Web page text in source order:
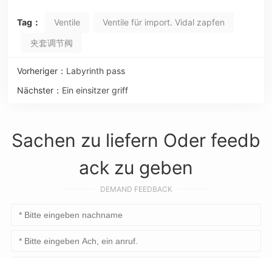
Tag： Ventile
Ventile für import. Vidal zapfen
夹套调节阀
Vorheriger： Labyrinth pass
Nächster： Ein einsitzer griff
Sachen zu liefern Oder feedb
ack zu geben
DEMAND FEEDBACK